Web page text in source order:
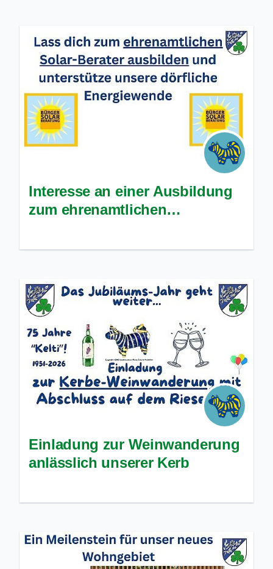
Interesse an einer Ausbildung
zum ehrenamtlichen
Einladung zur Weinwanderung
anlässlich unserer Kerb